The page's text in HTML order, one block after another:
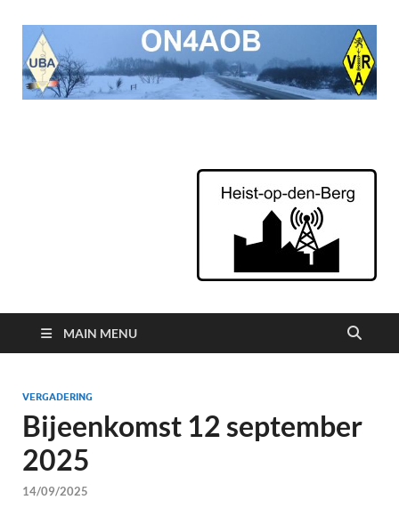
MAIN MENU
VERGADERING
Bijeenkomst 12 september
2025
14/09/2025